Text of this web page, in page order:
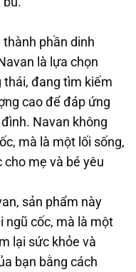
phần dinh
là lựa chọn
thái, đang tìm kiếm
cao để đáp ứng
Navan không
mà là một lối sống,
mẹ và bé yêu
sản phẩm này
ngũ cốc, mà là một
lại sức khỏe và
bạn bằng cách